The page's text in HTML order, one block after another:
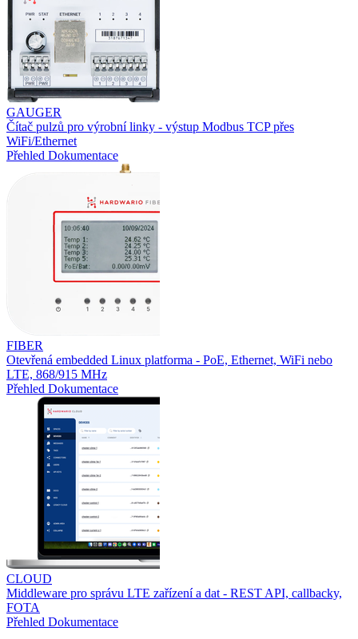
GAUGER
Čítač pulzů pro výrobní linky - výstup Modbus TCP přes
WiFi/Ethernet
Přehled Dokumentace
FIBER
Otevřená embedded Linux platforma - PoE, Ethernet, WiFi nebo
LTE, 868/915 MHz
Přehled Dokumentace
CLOUD
Middleware pro správu LTE zařízení a dat - REST API, callbacky,
FOTA
Přehled Dokumentace